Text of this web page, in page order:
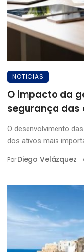
NOTICIAS
O impacto da
segurança das
O desenvolvimento
dos ativos mais
PorDiego Velázquez